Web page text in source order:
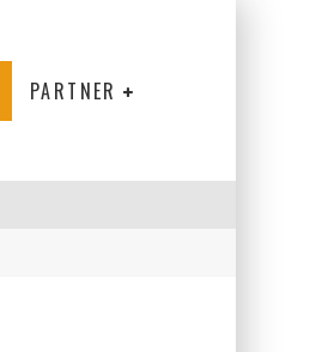
PARTNER